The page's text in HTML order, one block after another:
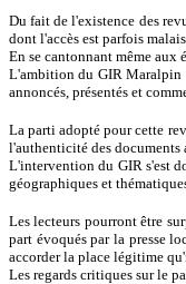
Du fait de l'existence des
dont l'accès est parfois
En se cantonnant même
L'ambition du GIR Maralpin
annoncés, présentés et
La parti adopté pour cette
l'authenticité des documents
L'intervention du GIR s'est
géographiques et
Les lecteurs pourront être
part évoqués par la presse
accorder la place légitime
Les regards critiques sur le